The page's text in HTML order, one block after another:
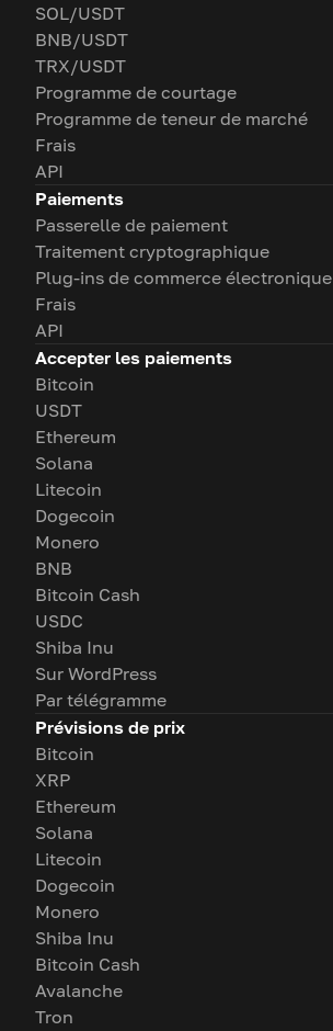
SOL/USDT
BNB/USDT
TRX/USDT
Programme de courtage
Programme de teneur de marché
Frais
API
Paiements
Passerelle de paiement
Traitement cryptographique
Plug-ins de commerce électronique
Frais
API
Accepter les paiements
Bitcoin
USDT
Ethereum
Solana
Litecoin
Dogecoin
Monero
BNB
Bitcoin Cash
USDC
Shiba Inu
Sur WordPress
Par télégramme
Prévisions de prix
Bitcoin
XRP
Ethereum
Solana
Litecoin
Dogecoin
Monero
Shiba Inu
Bitcoin Cash
Avalanche
Tron